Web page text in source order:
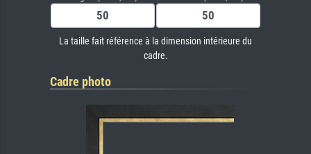
La taille fait référence à la dimension intérieure du
cadre.
Cadre photo